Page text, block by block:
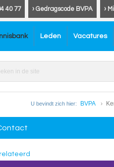
›
› Gedragscode BVPA
40 77
Leden Vacatures
U bevindt zich hier: BVPA